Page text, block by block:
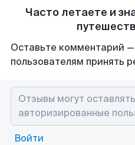
Часто летаете и
Оставьте комментарий
пользователям принять
Войти